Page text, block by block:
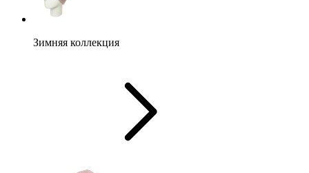
Зимняя коллекция